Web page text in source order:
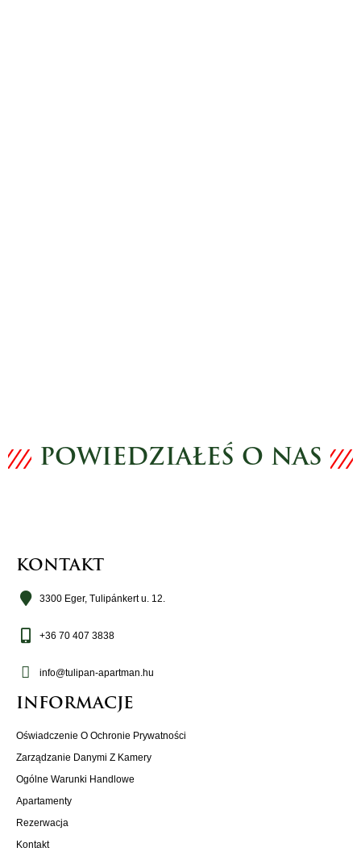
POWIEDZIAŁEŚ O NAS
KONTAKT
3300 Eger, Tulipánkert u. 12.
+36 70 407 3838
info@tulipan-apartman.hu
INFORMACJE
Oświadczenie O Ochronie Prywatności
Zarządzanie Danymi Z Kamery
Ogólne Warunki Handlowe
Apartamenty
Rezerwacja
Kontakt